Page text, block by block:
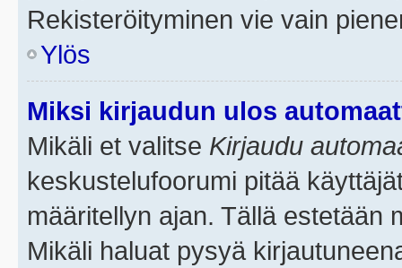
Rekisteröityminen vie vain
Ylös
Miksi kirjaudun ulos
Mikäli et valitse Kirjaudu
keskustelufoorumi pitää
määritellyn ajan. Tällä estetään
Mikäli haluat pysyä